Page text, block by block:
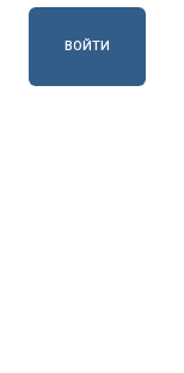
ВОЙТИ